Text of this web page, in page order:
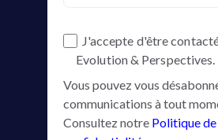
J'accepte d'être
Evolution & Perspectives.
Vous pouvez vous
communications à tout
Consultez notre Politique de